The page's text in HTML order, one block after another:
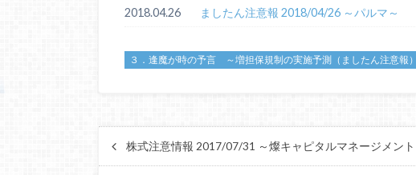
2018.04.26 ましたん注意報 2018/04/26 ～パルマ～
３．逢魔が時の予言 ～増担保規制の実施予測（ましたん注意報
株式注意情報 2017/07/31 ～燦キャピタルマネージメン